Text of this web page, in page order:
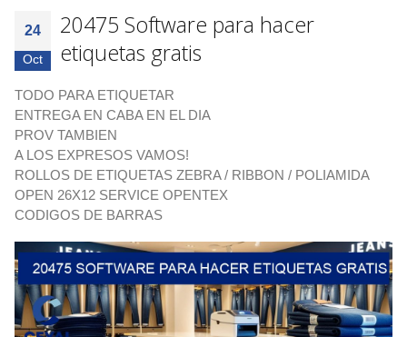
24
Oct
20475 Software para hacer
etiquetas gratis
TODO PARA ETIQUETAR
ENTREGA EN CABA EN EL DIA
PROV TAMBIEN
A LOS EXPRESOS VAMOS!
ROLLOS DE ETIQUETAS ZEBRA / RIBBON / POLIAMIDA
OPEN 26X12 SERVICE OPENTEX
CODIGOS DE BARRAS